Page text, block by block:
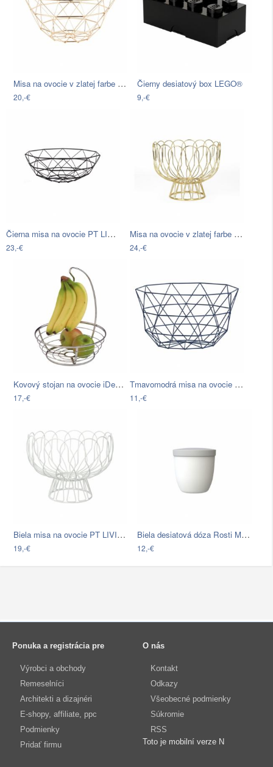
Misa na ovocie v zlatej farbe PT LIVING…
20,-€
Čierny desiatový box LEGO®
9,-€
Čierna misa na ovocie PT LIVING Diamond…
23,-€
Misa na ovocie v zlatej farbe PT LIVING…
24,-€
Kovový stojan na ovocie iDesign Axis…
17,-€
Tmavomodrá misa na ovocie Vox Geo
11,-€
Biela misa na ovocie PT LIVING Wired
19,-€
Biela desiatová dóza Rosti Mepal…
12,-€
Ponuka a registrácia pre
Výrobci a obchody
Remeselníci
Architekti a dizajnéri
E-shopy, affiliate, ppc
Podmienky
Pridať firmu
O nás
Kontakt
Odkazy
Všeobecné podmienky
Súkromie
RSS
Toto je mobilní verze N